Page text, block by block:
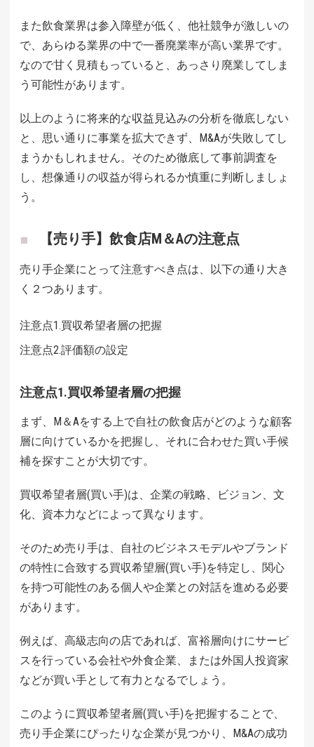
また飲食業界は参入障壁が低く、他社競争が激しいの
で、あらゆる業界の中で一番廃業率が高い業界です。
なので甘く見積もっていると、あっさり廃業してしま
う可能性があります。
以上のように将来的な収益見込みの分析を徹底しない
と、思い通りに事業を拡大できず、M&Aが失敗してし
まうかもしれません。そのため徹底して事前調査を
し、想像通りの収益が得られるか慎重に判断しましょ
う。
【売り手】飲食店M＆Aの注意点
売り手企業にとって注意すべき点は、以下の通り大き
く２つあります。
注意点1.買収希望者層の把握
注意点2.評価額の設定
注意点1.買収希望者層の把握
まず、M＆Aをする上で自社の飲食店がどのような顧客
層に向けているかを把握し、それに合わせた買い手候
補を探すことが大切です。
買収希望者層(買い手)は、企業の戦略、ビジョン、文
化、資本力などによって異なります。
そのため売り手は、自社のビジネスモデルやブランド
の特性に合致する買収希望層(買い手)を特定し、関心
を持つ可能性のある個人や企業との対話を進める必要
があります。
例えば、高級志向の店であれば、富裕層向けにサービ
スを行っている会社や外食企業、または外国人投資家
などが買い手として有力となるでしょう。
このように買収希望者層(買い手)を把握することで、
売り手企業にぴったりな企業が見つかり、M&Aの成功